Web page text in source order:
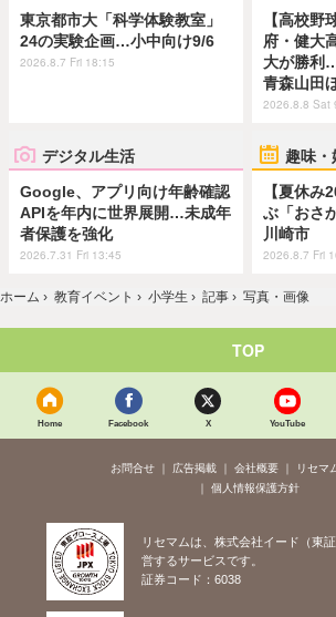
東京都市大「科学体験教室」
24の実験企画…小中向け9/6
2026.8.7 Fri 18:15
【高校野
府・健大
大が勝利
青森山田
2026.8.8 Sat
デジタル生活
Google、アプリ向け年齢確認
APIを年内に世界展開…未成年
者保護を強化
2026.7.31 Fri 13:45
趣味・
【夏休み
ぶ「おさ
川崎市
2026.8.7 Fri
ホーム › 教育イベント › 小学生 › 記事 › 写真・画像
TOP
Home Facebook X YouTube
お問合せ 広告掲載 会社概要
リセマ
個人情報保護方針
リセマムは、株式会社イード（東
営するサービスです。
証券コード：6038